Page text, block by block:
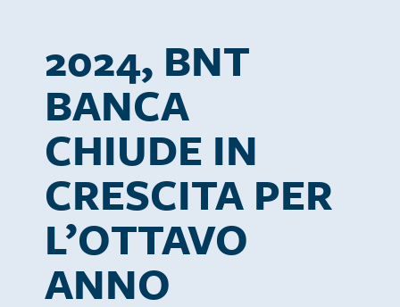
2024, BNT
BANCA
CHIUDE IN
CRESCITA PER
L’OTTAVO
ANNO